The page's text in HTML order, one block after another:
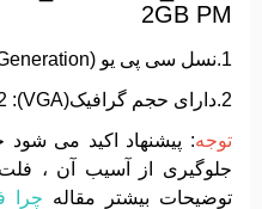
2GB PM
1.نسل سی پی یو (Generation): 5
2.دارای حجم گرافیک(VGA): 2 گیگابایت
توجه: پیشنهاد اکید می شود
جلوگیری از آسیب آن ، فلت
توضیحات بیشتر مقاله چرا